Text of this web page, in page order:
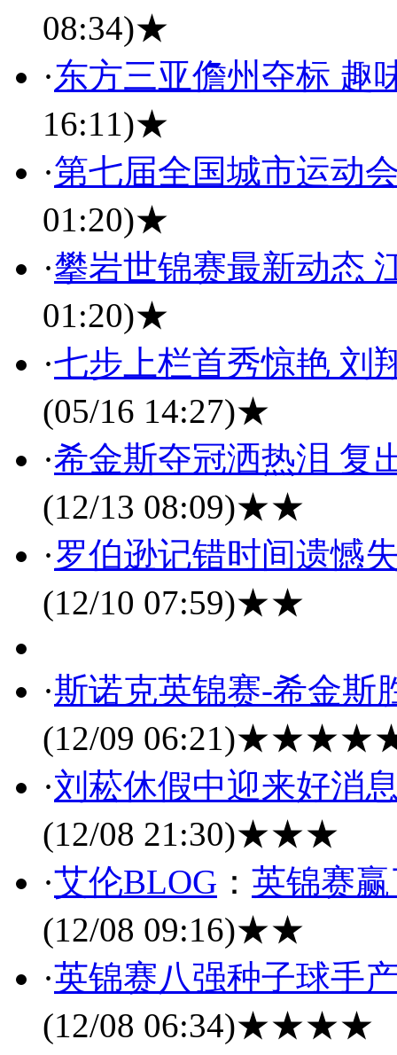
08:34)★
·东方三亚儋州夺标 趣
16:11)★
·第七届全国城市运动
01:20)★
·攀岩世锦赛最新动态
01:20)★
·七步上栏首秀惊艳 刘
(05/16 14:27)★
·希金斯夺冠洒热泪 复
(12/13 08:09)★★
·罗伯逊记错时间遗憾
(12/10 07:59)★★
·斯诺克英锦赛-希金斯
(12/09 06:21)
·刘菘休假中迎来好消
(12/08 21:30)★★★
·艾伦BLOG ： 英锦赛
(12/08 09:16)★★
·英锦赛八强种子球手
(12/08 06:34)★★★★